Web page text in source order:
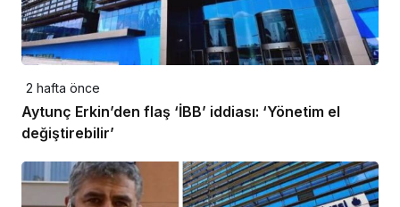
2 hafta önce
Aytunç Erkin’den flaş ‘İBB’ iddiası: ‘Yönetim el
değiştirebilir’